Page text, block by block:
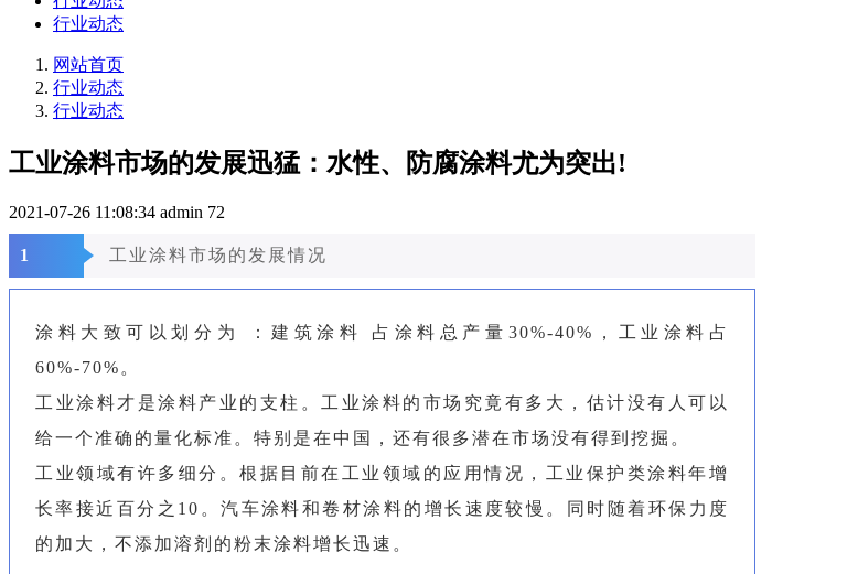
行业动态
网站首页
行业动态
行业动态
工业涂料市场的发展迅猛：水性、防腐涂料尤为突出!
2021-07-26 11:08:34 admin 72
1 工业涂料市场的发展情况
涂料大致可以划分为 ：建筑涂料 占涂料总产量30%-40%，工业涂料占
60%-70%。
工业涂料才是涂料产业的支柱。工业涂料的市场究竟有多大，估计没有人可以
给一个准确的量化标准。特别是在中国，还有很多潜在市场没有得到挖掘。
工业领域有许多细分。根据目前在工业领域的应用情况，工业保护类涂料年增
长率接近百分之10。汽车涂料和卷材涂料的增长速度较慢。同时随着环保力度
的加大，不添加溶剂的粉末涂料增长迅速。